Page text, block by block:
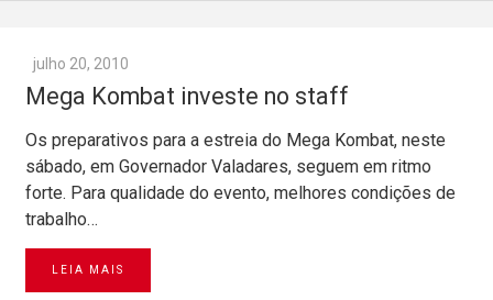
julho 20, 2010
Mega Kombat investe no staff
Os preparativos para a estreia do Mega Kombat, neste
sábado, em Governador Valadares, seguem em ritmo
forte. Para qualidade do evento, melhores condições de
trabalho…
LEIA MAIS